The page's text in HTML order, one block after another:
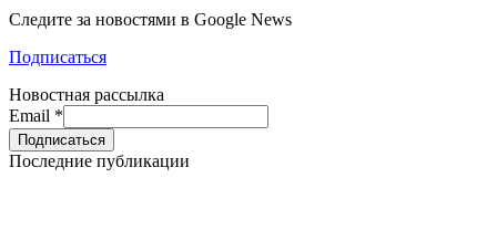
Следите за новостями в Google News
Подписаться
Новостная рассылка
Email *
Последние публикации